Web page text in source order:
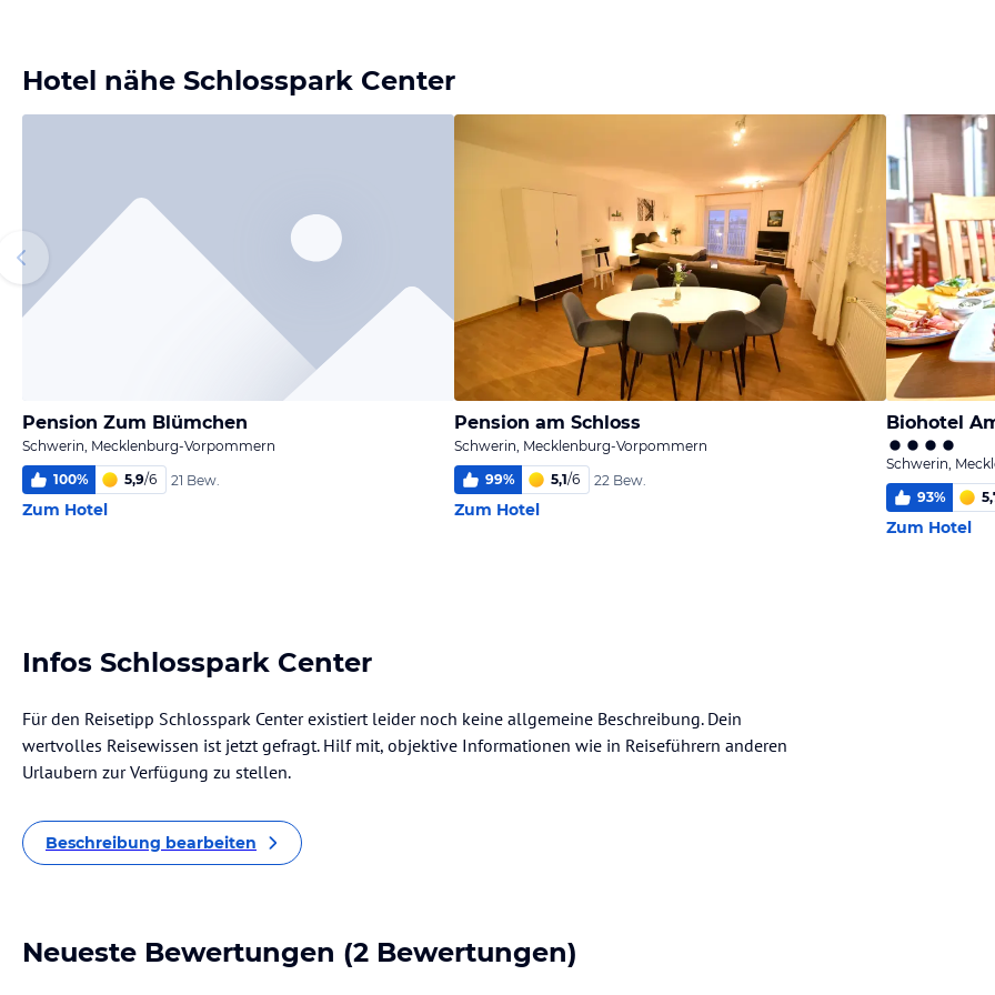
Hotel nähe Schlosspark Center
Pension Zum Blümchen
Schwerin, Mecklenburg-Vorpommern
100% 5,9/6 21 Bew.
Zum Hotel
Pension am Schloss
Schwerin, Mecklenburg-Vorpommern
99% 5,1/6 22 Bew.
Zum Hotel
Biohotel
Schwerin,
93%
Zum Hotel
Infos Schlosspark Center
Für den Reisetipp Schlosspark Center existiert leider noch keine allgemeine Beschreibung. Dein
wertvolles Reisewissen ist jetzt gefragt. Hilf mit, objektive Informationen wie in Reiseführern anderen
Urlaubern zur Verfügung zu stellen.
Beschreibung bearbeiten
Neueste Bewertungen (2 Bewertungen)